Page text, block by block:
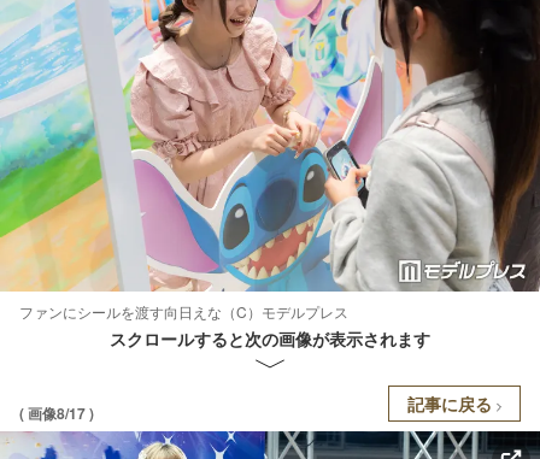
ファンにシールを渡す向日えな（C）モデルプレス
スクロールすると次の画像が表示されます
( 画像8/17 ) 記事に戻る